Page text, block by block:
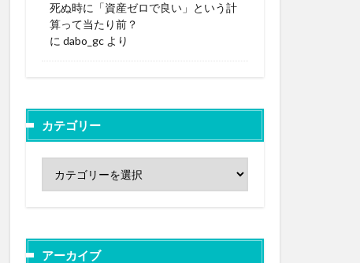
死ぬ時に「資産ゼロで良い」という計
算って当たり前？
に dabo_gc より
カテゴリー
アーカイブ